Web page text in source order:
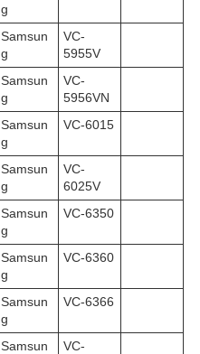
g
Samsun
g
VC-
5955V
Samsun
g
VC-
5956VN
Samsun
g
VC-6015
Samsun
g
VC-
6025V
Samsun
g
VC-6350
Samsun
g
VC-6360
Samsun
g
VC-6366
Samsun
VC-